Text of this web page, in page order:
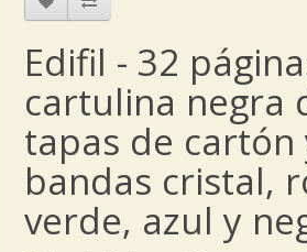
Edifil - 32
cartulina negra
tapas de cartón
bandas cristal,
verde, azul y